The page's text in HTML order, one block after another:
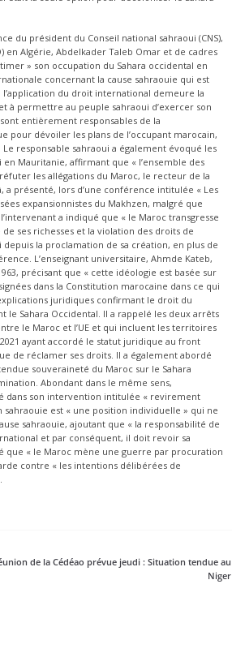
du président du Conseil national sahraoui (CNS),
en Algérie, Abdelkader Taleb Omar et de cadres
» son occupation du Sahara occidental en
concernant la cause sahraouie qui est
l’application du droit international demeure la
à permettre au peuple sahraoui d’exercer son
entièrement responsables de la
pour dévoiler les plans de l’occupant marocain,
responsable sahraoui a également évoqué les
Mauritanie, affirmant que « l’ensemble des
les allégations du Maroc, le recteur de la
a présenté, lors d’une conférence intitulée « Les
expansionnistes du Makhzen, malgré que
a indiqué que « le Maroc transgresse
ses richesses et la violation des droits de
depuis la proclamation de sa création, en plus de
L’enseignant universitaire, Ahmde Kateb,
précisant que « cette idéologie est basée sur
dans la Constitution marocaine dans ce qui
juridiques confirmant le droit du
le Sahara Occidental. Il a rappelé les deux arrêts
le Maroc et l’UE et qui incluent les territoires
ayant accordé le statut juridique au front
de réclamer ses droits. Il a également abordé
souveraineté du Maroc sur le Sahara
Abondant dans le même sens,
dans son intervention intitulée « revirement
est « une position individuelle » qui ne
sahraouie, ajoutant que « la responsabilité de
et par conséquent, il doit revoir sa
que « le Maroc mène une guerre par procuration
contre « les intentions délibérées de
de la Cédéao prévue jeudi : Situation tendue au
Niger